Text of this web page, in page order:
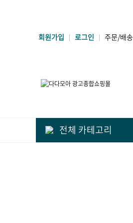
회원가입 | 로그인 | 주문/배송
전체 카테고리